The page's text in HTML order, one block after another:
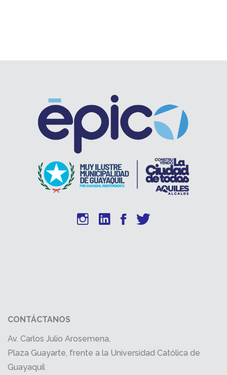
CONTÁCTANOS
Av. Carlos Julio Arosemena,
Plaza Guayarte, frente a la Universidad Católica de
Guayaquil